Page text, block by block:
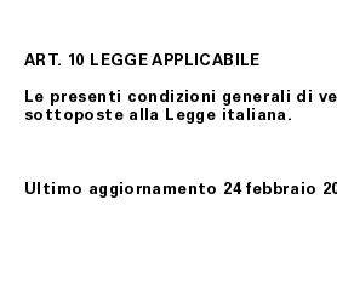
ART. 10 LEGGE APPLICABILE
Le presenti condizioni generali di
sottoposte alla Legge italiana.
Ultimo aggiornamento 24 febbraio